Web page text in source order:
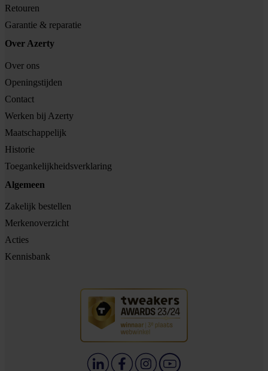
Retouren
Garantie & reparatie
Over Azerty
Over ons
Openingstijden
Contact
Werken bij Azerty
Maatschappelijk
Historie
Toegankelijkheidsverklaring
Algemeen
Zakelijk bestellen
Merkenoverzicht
Acties
Kennisbank